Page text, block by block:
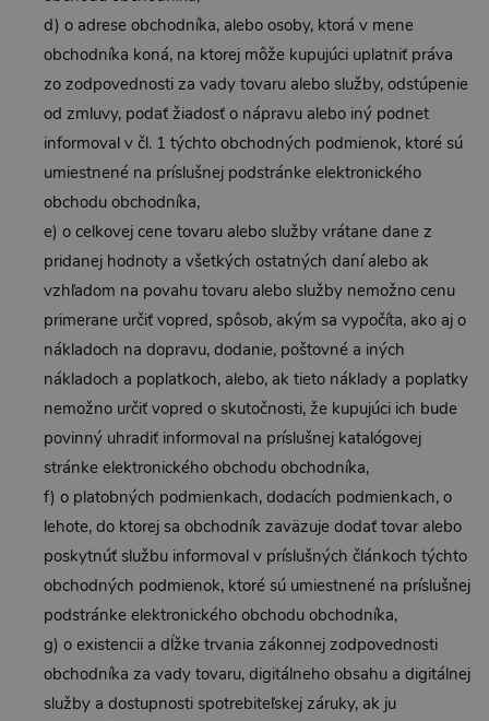
d) o adrese obchodníka, alebo osoby, ktorá v mene
obchodníka koná, na ktorej môže kupujúci uplatniť práva
zo zodpovednosti za vady tovaru alebo služby, odstúpenie
od zmluvy, podať žiadosť o nápravu alebo iný podnet
informoval v čl. 1 týchto obchodných podmienok, ktoré sú
umiestnené na príslušnej podstránke elektronického
obchodu obchodníka,
e) o celkovej cene tovaru alebo služby vrátane dane z
pridanej hodnoty a všetkých ostatných daní alebo ak
vzhľadom na povahu tovaru alebo služby nemožno cenu
primerane určiť vopred, spôsob, akým sa vypočíta, ako aj o
nákladoch na dopravu, dodanie, poštovné a iných
nákladoch a poplatkoch, alebo, ak tieto náklady a poplatky
nemožno určiť vopred o skutočnosti, že kupujúci ich bude
povinný uhradiť informoval na príslušnej katalógovej
stránke elektronického obchodu obchodníka,
f) o platobných podmienkach, dodacích podmienkach, o
lehote, do ktorej sa obchodník zaväzuje dodať tovar alebo
poskytnúť službu informoval v príslušných článkoch týchto
obchodných podmienok, ktoré sú umiestnené na príslušnej
podstránke elektronického obchodu obchodníka,
g) o existencii a dĺžke trvania zákonnej zodpovednosti
obchodníka za vady tovaru, digitálneho obsahu a digitálnej
služby a dostupnosti spotrebiteľskej záruky, ak ju